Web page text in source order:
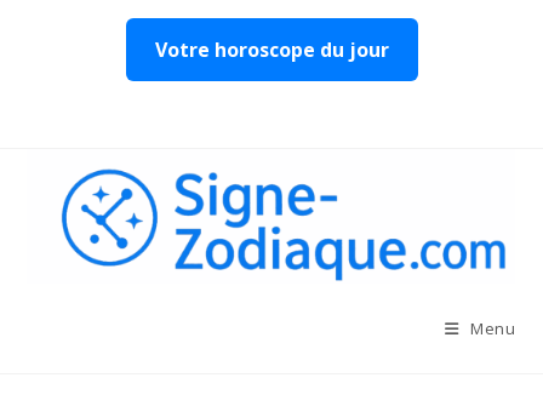
Votre horoscope du jour
Menu